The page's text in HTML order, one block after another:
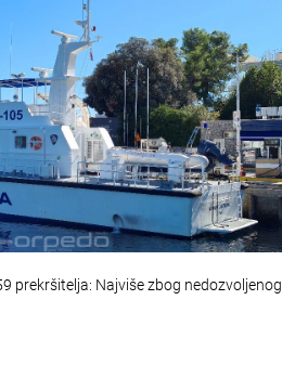
prekršitelja: Najviše zbog nedozvoljenog